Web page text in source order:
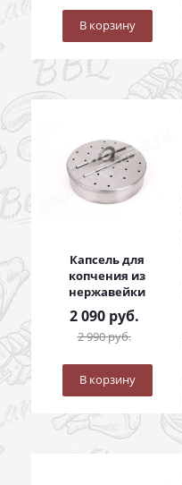
В корзину
Капсель для
копчения из
нержавейки
2 090руб.
2 990руб.
В корзину